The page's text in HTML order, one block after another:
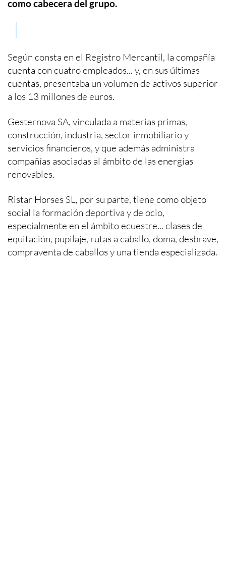
como cabecera del grupo.
Según consta en el Registro Mercantil, la compañía
cuenta con cuatro empleados... y, en sus últimas
cuentas, presentaba un volumen de activos superior
a los 13 millones de euros.
Gesternova SA, vinculada a materias primas,
construcción, industria, sector inmobiliario y
servicios financieros, y que además administra
compañías asociadas al ámbito de las energías
renovables.
Ristar Horses SL, por su parte, tiene como objeto
social la formación deportiva y de ocio,
especialmente en el ámbito ecuestre... clases de
equitación, pupilaje, rutas a caballo, doma, desbrave,
compraventa de caballos y una tienda especializada.